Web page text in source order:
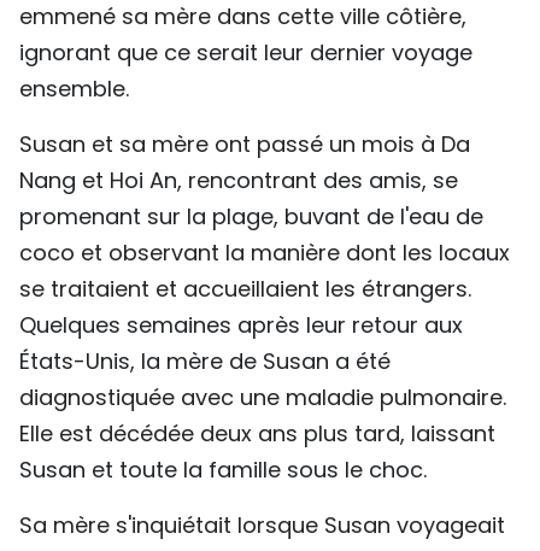
emmené sa mère dans cette ville côtière,
ignorant que ce serait leur dernier voyage
ensemble.
Susan et sa mère ont passé un mois à Da
Nang et Hoi An, rencontrant des amis, se
promenant sur la plage, buvant de l'eau de
coco et observant la manière dont les locaux
se traitaient et accueillaient les étrangers.
Quelques semaines après leur retour aux
États-Unis, la mère de Susan a été
diagnostiquée avec une maladie pulmonaire.
Elle est décédée deux ans plus tard, laissant
Susan et toute la famille sous le choc.
Sa mère s'inquiétait lorsque Susan voyageait